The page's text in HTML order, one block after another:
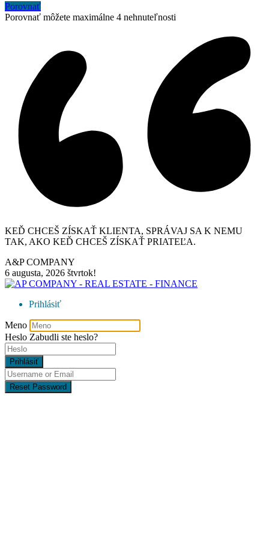
Porovnať
Porovnať môžete maximálne 4 nehnuteľnosti
KEĎ CHCEŠ ZÍSKAŤ KLIENTA, SPRÁVAJ SA K NEMU
TAK, AKO KEĎ CHCEŠ ZÍSKAŤ PRIATEĽA.
A&P COMPANY
6 augusta, 2026 štvrtok!
Prihlásiť
Meno
Heslo Zabudli ste heslo?
Prihlásiť
Reset Password